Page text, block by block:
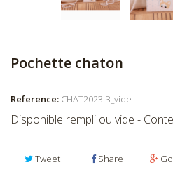
Pochette chaton
Reference: CHAT2023-3_vide
Disponible rempli ou vide -
Tweet Share